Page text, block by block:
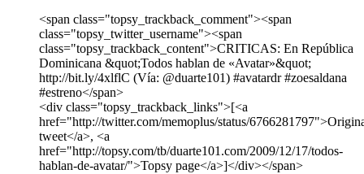
<span class="topsy_trackback_comment"><span
class="topsy_twitter_username"><span
class="topsy_trackback_content">CRITICAS: En República
Dominicana &quot;Todos hablan de «Avatar»&quot;
http://bit.ly/4xlflC (Vía: @duarte101) #avatardr #zoesaldana
#estreno</span>
<div class="topsy_trackback_links">[<a
href="http://twitter.com/memoplus/status/
tweet</a>, <a
href="http://topsy.com/tb/duarte101.com/2009/12/17/todos-
hablan-de-avatar/">Topsy page</a>]</div></span>